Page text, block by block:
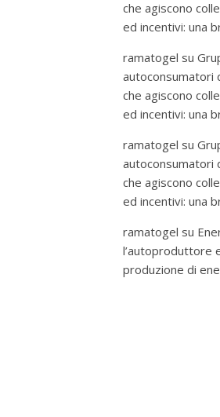
che agiscono
ed incentivi: una
ramatogel su
autoconsumatori
che agiscono
ed incentivi: una
ramatogel su
autoconsumatori
che agiscono
ed incentivi: una
ramatogel su
l’autoproduttore
produzione di